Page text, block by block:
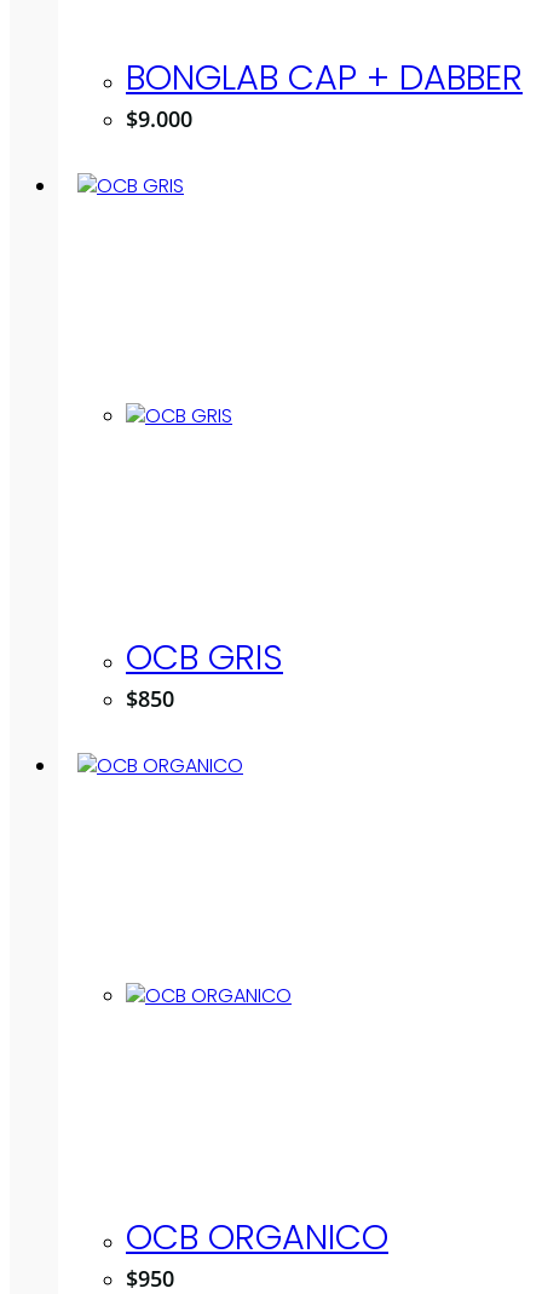
BONGLAB CAP + DABBER
$9.000
OCB GRIS
$850
OCB ORGANICO
$950